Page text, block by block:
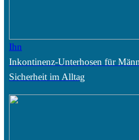
Ihn
Inkontinenz-Unterhosen für
Sicherheit im Alltag